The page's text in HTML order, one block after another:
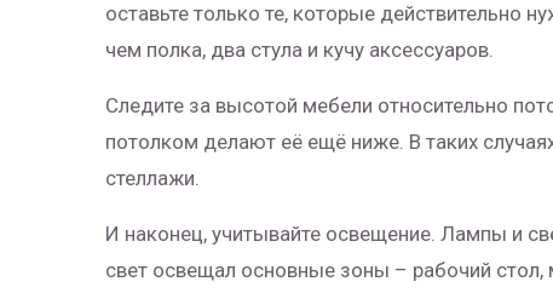
оставьте только те, которые действительно
чем полка, два стула и кучу аксессуаров.
Следите за высотой мебели относительно
потолком делают её ещё ниже. В таких
стеллажи.
И наконец, учитывайте освещение. Лампы и
свет освещал основные зоны – рабочий стол,